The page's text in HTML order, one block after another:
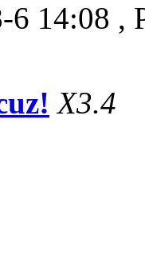
6 14:08 ,
X3.4